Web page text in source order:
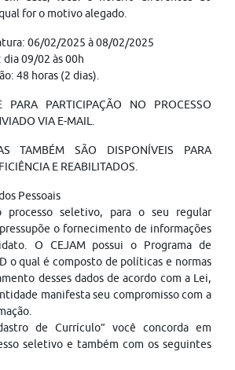
for o motivo alegado.
06/02/2025 à 08/02/2025
dia 09/02 às 00h
48 horas (2 dias).
PARTICIPAÇÃO NO PROCESSO
VIA E-MAIL.
TAMBÉM SÃO DISPONÍVEIS PARA
E REABILITADOS.
Pessoais
processo seletivo, para o seu regular
o fornecimento de informações
O CEJAM possui o Programa de
o qual é composto de políticas e normas
desses dados de acordo com a Lei,
manifesta seu compromisso com a
de Currículo” você concorda em
seletivo e também com os seguintes